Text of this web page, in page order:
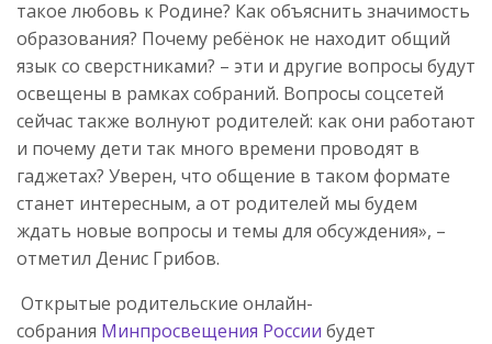
такое любовь к Родине? Как объяснить значимость
образования? Почему ребёнок не находит общий
язык со сверстниками? – эти и другие вопросы будут
освещены в рамках собраний. Вопросы соцсетей
сейчас также волнуют родителей: как они работают
и почему дети так много времени проводят в
гаджетах? Уверен, что общение в таком формате
станет интересным, а от родителей мы будем
ждать новые вопросы и темы для обсуждения», –
отметил Денис Грибов.
Открытые родительские онлайн-
собрания Минпросвещения России будет